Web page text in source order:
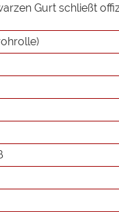
Gurt schließt